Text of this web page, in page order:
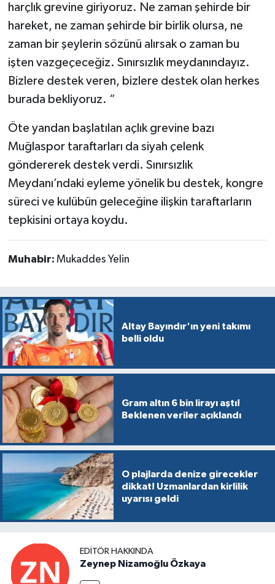
harçlık grevine giriyoruz. Ne zaman şehirde bir
hareket, ne zaman şehirde bir birlik olursa, ne
zaman bir şeylerin sözünü alırsak o zaman bu
işten vazgeçeceğiz. Sınırsızlık meydanındayız.
Bizlere destek veren, bizlere destek olan herkes
burada bekliyoruz. “
Öte yandan başlatılan açlık grevine bazı
Muğlaspor taraftarları da siyah çelenk
göndererek destek verdi. Sınırsızlık
Meydanı’ndaki eyleme yönelik bu destek, kongre
süreci ve kulübün geleceğine ilişkin taraftarların
tepkisini ortaya koydu.
Muhabir: Mukaddes Yelin
Altay Bayındır'ın yeni takımı
belli oldu
Gram altın 6 bin lirayı aştı!
Beklenen veriler açıklandı
O plajlarda denize girecekler
dikkat! Uzmanlardan kirlilik
uyarısı geldi
EDITÖR HAKKINDA
Zeynep Nizamoğlu Özkaya